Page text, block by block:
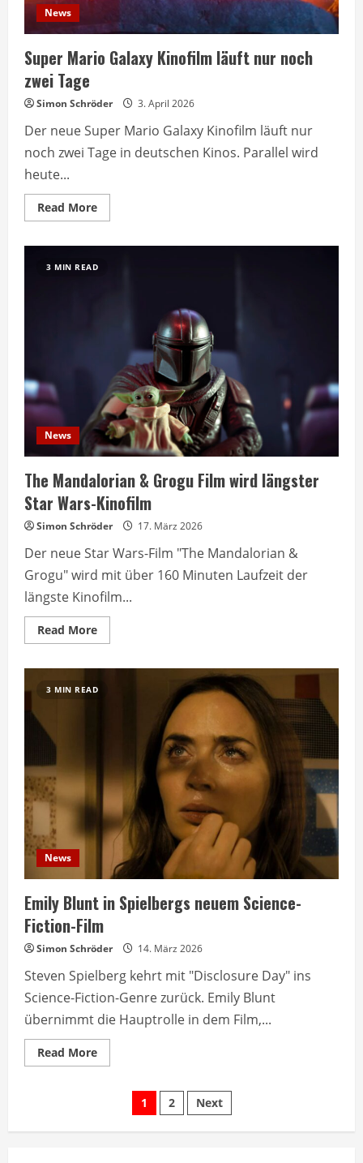
News
Super Mario Galaxy Kinofilm läuft nur noch
zwei Tage
Simon Schröder 3. April 2026
Der neue Super Mario Galaxy Kinofilm läuft nur
noch zwei Tage in deutschen Kinos. Parallel wird
heute...
Read MoreRead
more
Galaxy
Kinofilm
3 MIN READ
News
The Mandalorian & Grogu Film wird längster
Star Wars-Kinofilm
Simon Schröder 17. März 2026
Der neue Star Wars-Film "The Mandalorian &
Grogu" wird mit über 160 Minuten Laufzeit der
längste Kinofilm...
Read MoreRead
more
&
Grogu
3 MIN READ
News
Emily Blunt in Spielbergs neuem Science-
Fiction-Film
Simon Schröder 14. März 2026
Steven Spielberg kehrt mit "Disclosure Day" ins
Science-Fiction-Genre zurück. Emily Blunt
übernimmt die Hauptrolle in dem Film,...
Read MoreRead
more
Spielbergs
neuem
Seitennummerierung
der
1 2 Next